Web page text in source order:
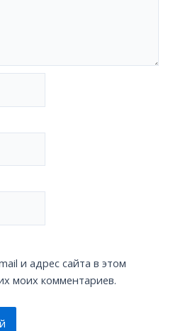
и адрес сайта в этом
моих комментариев.